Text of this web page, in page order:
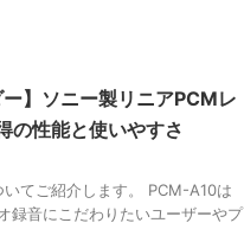
】ソニー製リニアPCMレ
の性能と使いやすさ
てご紹介します。 PCM-A10は
録音にこだわりたいユーザーやプ